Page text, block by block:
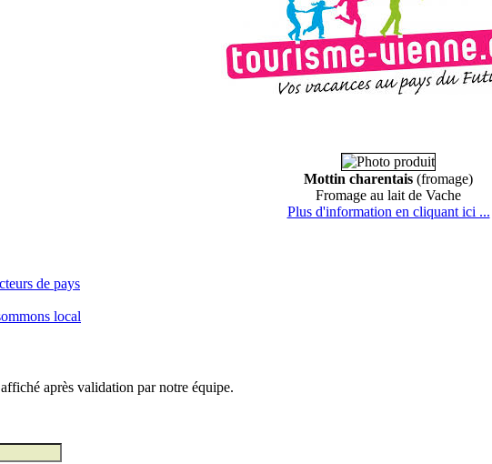
Mottin charentais (fromage)
Fromage au lait de Vache
Plus d'information en cliquant ici ...
de pays
local
après validation par notre équipe.